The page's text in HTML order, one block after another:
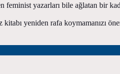
yazarları bile ağlatan bir kadın
yeniden rafa koymamanızı